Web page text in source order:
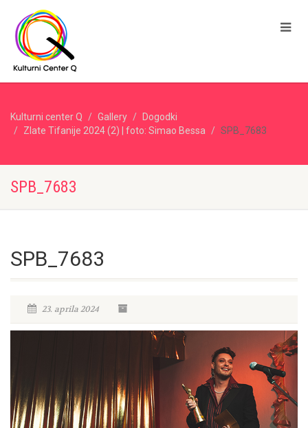
Kulturni center Q Gallery
Dogodki
Zlate Tifanije 2024 (2) | foto: Simao Bessa
SPB_7683
SPB_7683
SPB_7683
23. aprila 2024